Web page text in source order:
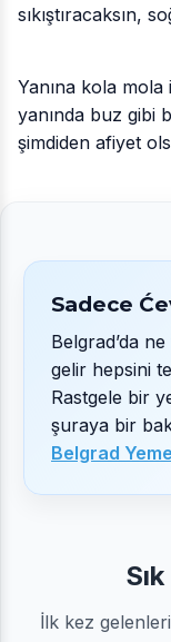
sıkıştıracaksın,
Yanına kola
yanında buz gibi
şimdiden afiyet
Sadece
Belgrad’da
gelir hepsini
Rastgele bir
şuraya bir
Belgrad
İlk kez